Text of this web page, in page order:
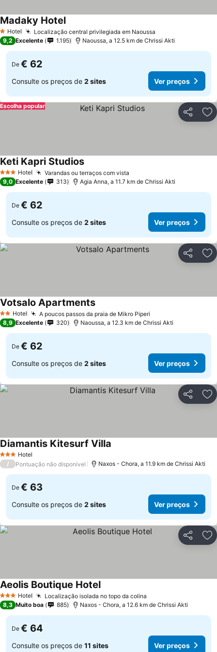
1 Estrelas
Hotel Localização central privilegiada em Naoussa
Madaky Hotel
9,2 Excelente 1.195 Naoussa, a 12.5 km de Chrissi Akti
De € 62
Consulte os preços de 2 sites Ver preços
Partilhar
Escolha popular
3 EstrelasHotel Varandas ou terraços com vista
Keti Kapri Studios
9,0 Excelente 313 Agia Anna, a 11.7 km de Chrissi Akti
De € 62
Consulte os preços de 2 sites Ver preços
Partilhar
2 Estrelas
Hotel A poucos passos da praia de Mikro Piperi
Votsalo Apartments
8,9 Excelente 320 Naoussa, a 12.3 km de Chrissi Akti
De € 62
Consulte os preços de 2 sites Ver preços
Partilhar
3 EstrelasHotel
Diamantis Kitesurf Villa
/ Pontuação não disponível Naxos - Chora, a 11.9 km de Chrissi Akti
De € 63
Consulte os preços de 2 sites Ver preços
Partilhar
3 EstrelasHotel Localização isolada no topo da colina
Aeolis Boutique Hotel
8,3 Muito boa 885 Naxos - Chora, a 12.6 km de Chrissi Akti
De € 64
Consulte os preços de 11 sites Ver preços